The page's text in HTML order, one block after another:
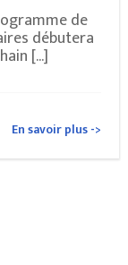
de
débutera
[...]
En savoir plus ->